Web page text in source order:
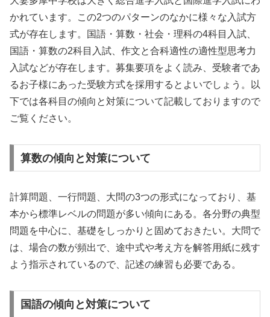
かれています。この2つのパターンのなかに様々な入試方
式が存在します。国語・算数・社会・理科の4科目入試、
国語・算数の2科目入試、作文と合科適性の適性型思考力
入試などが存在します。募集要項をよく読み、受験者であ
るお子様にあった受験方式を採用するとよいでしょう。以
下では各科目の傾向と対策について記載しておりますので
ご覧ください。
算数の傾向と対策について
計算問題、一行問題、大問の3つの形式になっており、基
本から標準レベルの問題が多い傾向にある。各分野の典型
問題を中心に、基礎をしっかりと固めておきたい。大問で
は、場合の数が頻出で、途中式や考え方を解答用紙に残す
よう指示されているので、記述の練習も必要である。
国語の傾向と対策について